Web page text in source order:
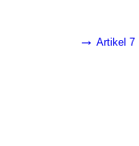
→ Artikel 7